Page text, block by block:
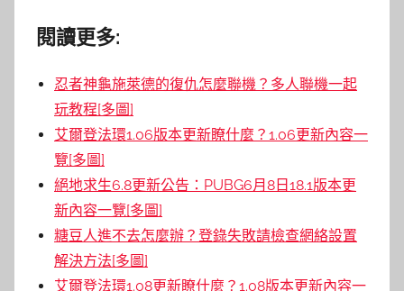
閱讀更多:
忍者神龜施萊德的復仇怎麼聯機？多人聯機一起
玩教程[多圖]
艾爾登法環1.06版本更新瞭什麼？1.06更新內容一
覽[多圖]
絕地求生6.8更新公告：PUBG6月8日18.1版本更
新內容一覽[多圖]
糖豆人進不去怎麼辦？登錄失敗請檢查網絡設置
解決方法[多圖]
艾爾登法環1.08更新瞭什麼？1.08版本更新內容一